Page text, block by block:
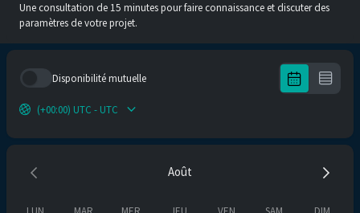
Une consultation de 15 minutes pour faire connaissance et discuter des
paramètres de votre projet.
Disponibilité mutuelle
(+00:00) UTC - UTC
Août